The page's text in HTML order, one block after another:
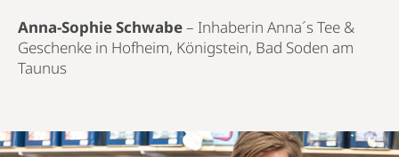
Eine sorgsam zubereitete Tasse Tee